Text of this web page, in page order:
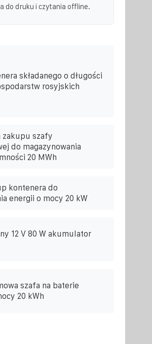
do druku i czytania offline.
składanego o długości
rosyjskich
zakupu szafy
do magazynowania
20 MWh
kontenera do
energii o mocy 20 kW
12 V 80 W akumulator
szafa na baterie
20 kWh